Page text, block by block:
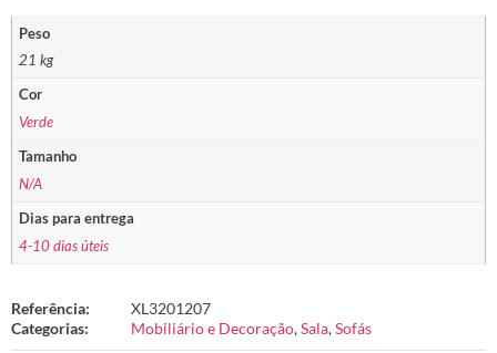
Peso
21 kg
Cor
Verde
Tamanho
N/A
Dias para entrega
4-10 dias úteis
Referência:
XL3201207
Categorias:
Mobiliário e Decoração,Sala,Sofás